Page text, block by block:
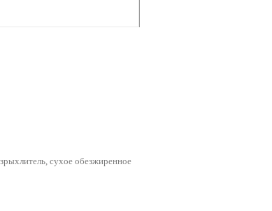
сухое обезжиренное